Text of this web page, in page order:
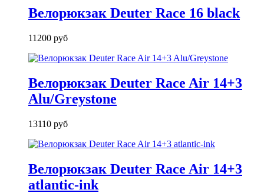
Велорюкзак Deuter Race 16 black
11200 руб
Велорюкзак Deuter Race Air 14+3
Alu/Greystone
13110 руб
Велорюкзак Deuter Race Air 14+3
atlantic-ink